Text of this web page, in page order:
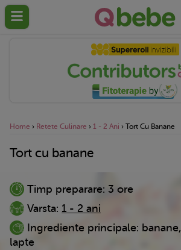
Home › Retete Culinare › 1 - 2 Ani › Tort Cu Banane
Tort cu banane
Timp preparare: 3 ore
Varsta: 1 - 2 ani
Ingrediente principale: banane,
lapte